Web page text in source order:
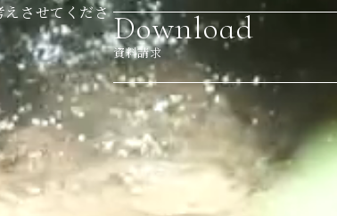
えさせてくださDownload
資料請求